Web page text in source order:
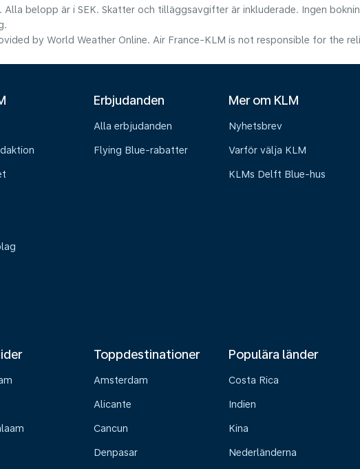
belopp är i SEK. Skatter och tilläggsavgifter är inkluderade. Ingen
by World Weather Online. Air France-KLM is not responsible for the
Erbjudanden
Alla erbjudanden
Flying Blue-rabatter
Mer om KLM
Nyhetsbrev
Varför välja KLM
KLMs Delft Blue-hus
Toppdestinationer
Amsterdam
Alicante
Cancun
Denpasar
Populära länder
Costa Rica
Indien
Kina
Nederländerna